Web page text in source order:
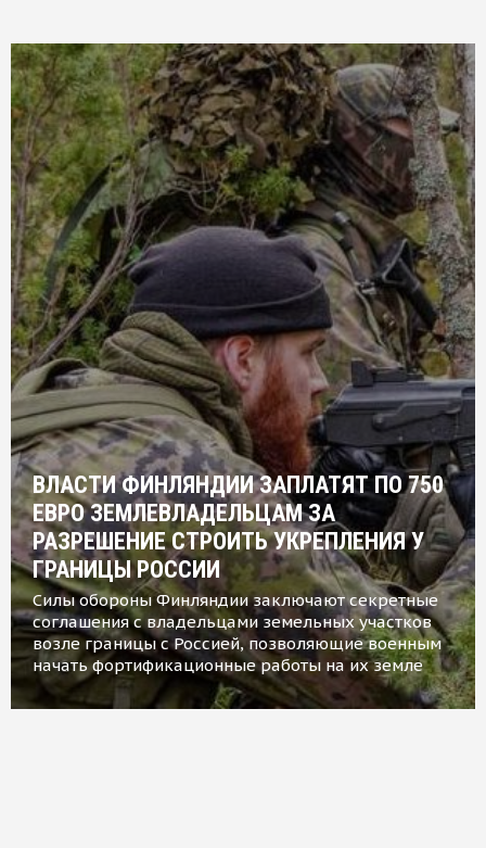
ВЛАСТИ ФИНЛЯНДИИ ЗАПЛАТЯТ ПО 750
ЕВРО ЗЕМЛЕВЛАДЕЛЬЦАМ ЗА
РАЗРЕШЕНИЕ СТРОИТЬ УКРЕПЛЕНИЯ У
ГРАНИЦЫ РОССИИ
Силы обороны Финляндии заключают секретные
соглашения с владельцами земельных участков
возле границы с Россией, позволяющие военным
начать фортификационные работы на их земле